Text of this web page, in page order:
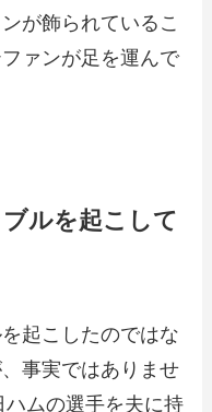
が飾られているこ
ァンが足を運んで
ルを起こして
起こしたのではな
事実ではありませ
ムの選手を夫に持